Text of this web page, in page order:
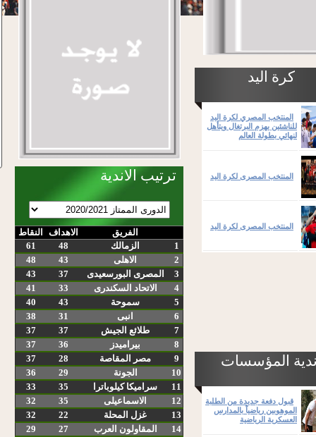
ترتيب الاندية
الفريق الاهداف
النقاط
1
الزمالك 48
61
2
الاهلى 43
48
3
المصرى البورسعيدى 37
43
4
الاتحاد السكندرى 33
41
5
سموحة 43
40
6
انبى 31
38
7
طلائع الجيش 37
37
8
بيراميدز 36
37
9
مصر المقاصة 28
37
10
الجونة 29
36
11
سراميكا كيلوباترا 35
33
12
الاسماعيلى 35
32
13
غزل المحلة 22
32
14
المقاولون العرب 27
29
كرة اليد
المنتخب المصري لكرة اليد
للناشئين يهزم البرتغال ويتأهل
لنهائي بطولة العالم
المنتخب المصرى لكرة اليد
المنتخب المصرى لكرة اليد
المؤسسات
قبول دفعة جديدة من الطلبة
الموهوبين رياضياً بالمدارس
العسكرية الرياضية